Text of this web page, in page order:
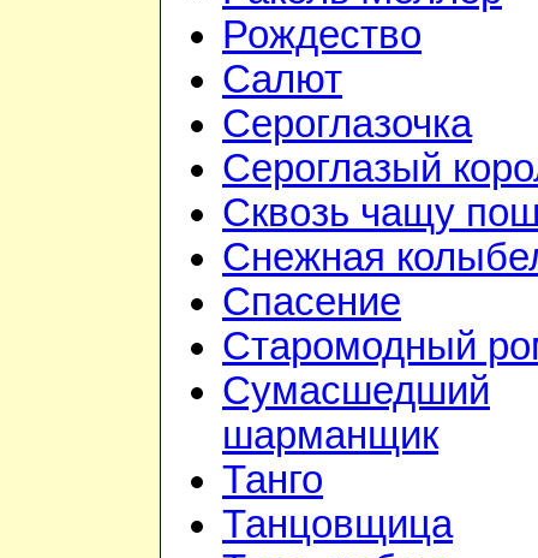
Рождество
Салют
Сероглазочка
Сероглазый
Сквозь чащу
Снежная
Спасение
Старомодный
Сумасшедший
шарманщик
Танго
Танцовщица